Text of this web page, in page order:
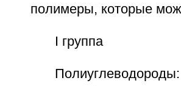
полимеры, которые
I группа